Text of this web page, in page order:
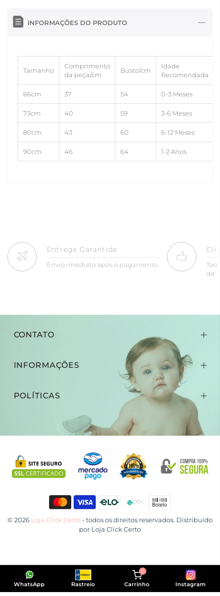
INFORMAÇÕES DO PRODUTO
Tamanho
Comprimento
da peça/cm
Busto/cm
Idade
Recomendada
66cm 37 54 0-3 Meses
73cm 40 59 3-6 Meses
80cm 43 60 6-12 Meses
90cm 46 64 1-2 Anos
Entrega Garantida
Envio imediato após o pagamento.
de
CONTATO
INFORMAÇÕES
POLÍTICAS
© 2026 Loja Click Certo- todos os direitos reservados. Distribuído
por Loja Click Certo
WhatsApp Rastreio
0
Carrinho Instagram